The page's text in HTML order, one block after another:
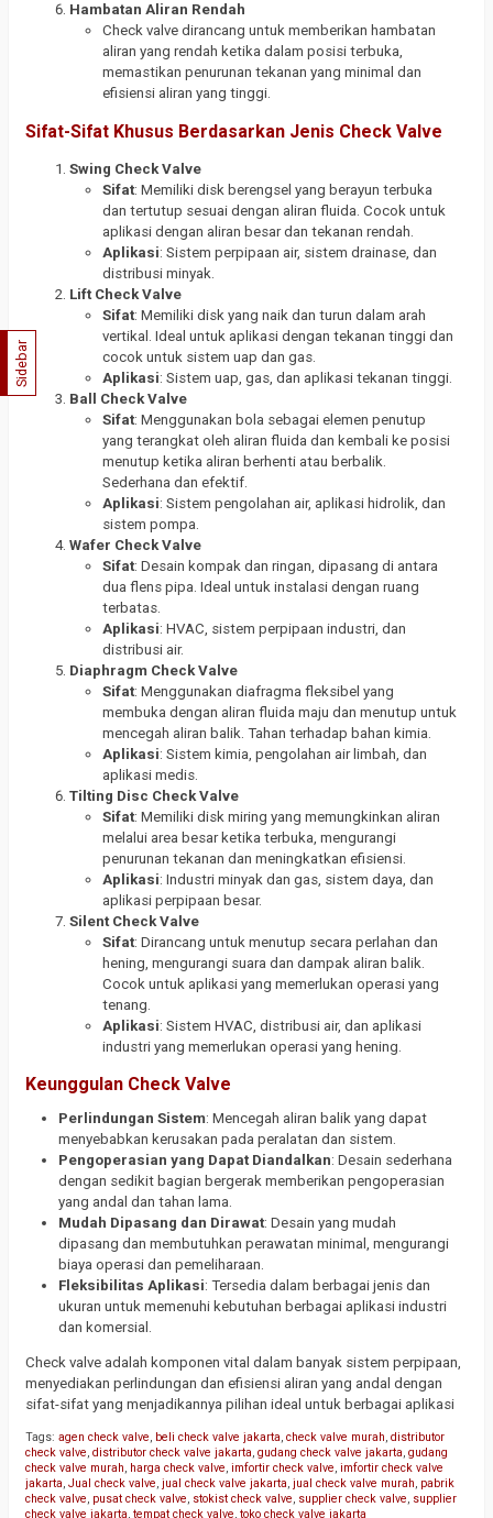
Hambatan Aliran Rendah
Check valve dirancang untuk memberikan hambatan
aliran yang rendah ketika dalam posisi terbuka,
memastikan penurunan tekanan yang minimal dan
efisiensi aliran yang tinggi.
Sifat-Sifat Khusus Berdasarkan Jenis Check Valve
Swing Check Valve
Sifat: Memiliki disk berengsel yang berayun terbuka
dan tertutup sesuai dengan aliran fluida. Cocok untuk
aplikasi dengan aliran besar dan tekanan rendah.
Aplikasi: Sistem perpipaan air, sistem drainase, dan
distribusi minyak.
Lift Check Valve
Sifat: Memiliki disk yang naik dan turun dalam arah
vertikal. Ideal untuk aplikasi dengan tekanan tinggi dan
cocok untuk sistem uap dan gas.
Aplikasi: Sistem uap, gas, dan aplikasi tekanan tinggi.
Ball Check Valve
Sifat: Menggunakan bola sebagai elemen penutup
yang terangkat oleh aliran fluida dan kembali ke posisi
menutup ketika aliran berhenti atau berbalik.
Sederhana dan efektif.
Aplikasi: Sistem pengolahan air, aplikasi hidrolik, dan
sistem pompa.
Wafer Check Valve
Sifat: Desain kompak dan ringan, dipasang di antara
dua flens pipa. Ideal untuk instalasi dengan ruang
terbatas.
Aplikasi: HVAC, sistem perpipaan industri, dan
distribusi air.
Diaphragm Check Valve
Sifat: Menggunakan diafragma fleksibel yang
membuka dengan aliran fluida maju dan menutup untuk
mencegah aliran balik. Tahan terhadap bahan kimia.
Aplikasi: Sistem kimia, pengolahan air limbah, dan
aplikasi medis.
Tilting Disc Check Valve
Sifat: Memiliki disk miring yang memungkinkan aliran
melalui area besar ketika terbuka, mengurangi
penurunan tekanan dan meningkatkan efisiensi.
Aplikasi: Industri minyak dan gas, sistem daya, dan
aplikasi perpipaan besar.
Silent Check Valve
Sifat: Dirancang untuk menutup secara perlahan dan
hening, mengurangi suara dan dampak aliran balik.
Cocok untuk aplikasi yang memerlukan operasi yang
tenang.
Aplikasi: Sistem HVAC, distribusi air, dan aplikasi
industri yang memerlukan operasi yang hening.
Keunggulan Check Valve
Perlindungan Sistem: Mencegah aliran balik yang dapat
menyebabkan kerusakan pada peralatan dan sistem.
Pengoperasian yang Dapat Diandalkan: Desain sederhana
dengan sedikit bagian bergerak memberikan pengoperasian
yang andal dan tahan lama.
Mudah Dipasang dan Dirawat: Desain yang mudah
dipasang dan membutuhkan perawatan minimal, mengurangi
biaya operasi dan pemeliharaan.
Fleksibilitas Aplikasi: Tersedia dalam berbagai jenis dan
ukuran untuk memenuhi kebutuhan berbagai aplikasi industri
dan komersial.
Check valve adalah komponen vital dalam banyak sistem perpipaan,
menyediakan perlindungan dan efisiensi aliran yang andal dengan
sifat-sifat yang menjadikannya pilihan ideal untuk berbagai aplikasi
Tags: agen check valve, beli check valve jakarta, check valve murah, distributor
check valve, distributor check valve jakarta, gudang check valve jakarta, gudang
check valve murah, harga check valve, imfortir check valve, imfortir check valve
jakarta, Jual check valve, jual check valve jakarta, jual check valve murah, pabrik
check valve, pusat check valve, stokist check valve, supplier check valve, supplier
check valve jakarta, tempat check valve, toko check valve jakarta
Sidebar